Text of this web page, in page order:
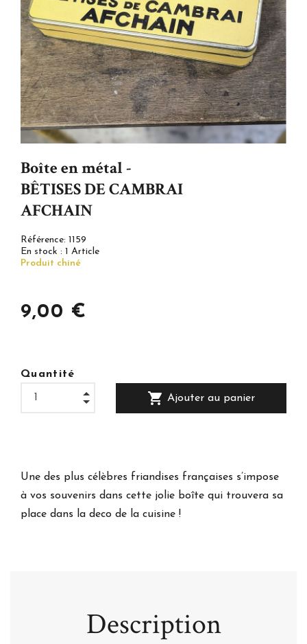
Boîte en métal -
BÊTISES DE CAMBRAI
AFCHAIN
Référence: 1159
En stock : 1 Article
Produit chiné
9,00 €
Quantité
shopping_cart Ajouter au panier
Une des plus célèbres friandises françaises s’impose
à vos souvenirs dans cette jolie boîte qui trouvera sa
place dans la deco de la cuisine !
Description